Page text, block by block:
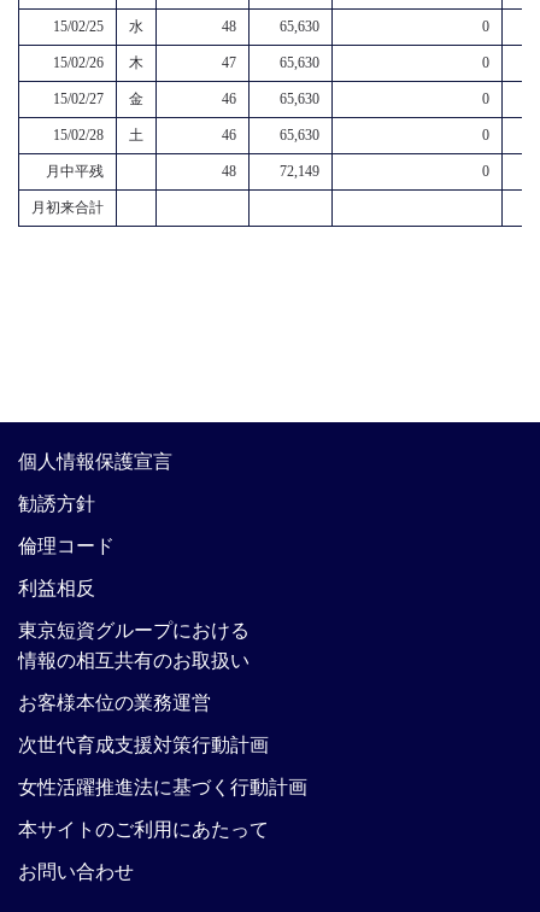
15/02/25 水 48 65,630 0
15/02/26 木 47 65,630 0
15/02/27 金 46 65,630 0
15/02/28 土 46 65,630 0
月中平残 48 72,149 0
月初来合計
個人情報保護宣言
勧誘方針
倫理コード
利益相反
東京短資グループにおける
情報の相互共有のお取扱い
お客様本位の業務運営
次世代育成支援対策行動計画
女性活躍推進法に基づく行動計画
本サイトのご利用にあたって
お問い合わせ